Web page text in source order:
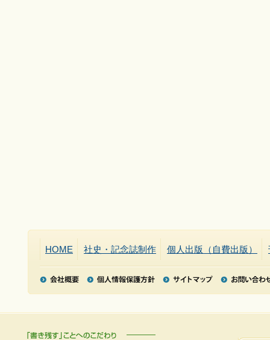
HOME 社史・記念誌制作 個人出版（自費出版）